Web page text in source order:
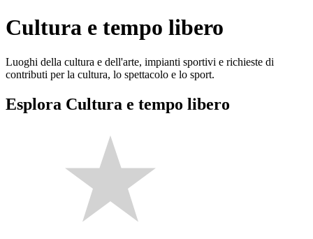
Cultura e tempo libero
Luoghi della cultura e dell'arte, impianti sportivi e richieste di
contributi per la cultura, lo spettacolo e lo sport.
Esplora Cultura e tempo libero